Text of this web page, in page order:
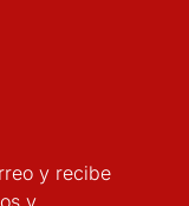
y recibe